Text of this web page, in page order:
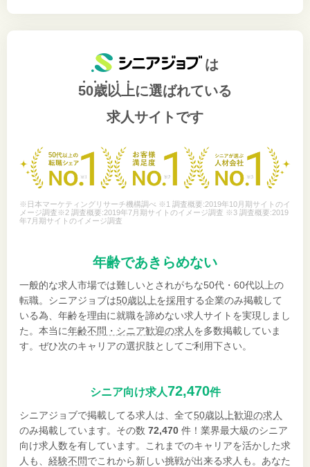
は
50歳以上に選ばれている
求人サイトです
※日本マーケティングリサーチ機構調べ ※1 調査概要:2019年10月期サイトのイ
メージ調査※2 調査概要:2019年7月期サイトのイメージ調査 ※3 調査概要:2019
年7月期サイトのイメージ調査
年齢であきらめない
一般的な求人市場では難しいとされがちな50代・60代以上の
転職。シニアジョブは50歳以上を採用する企業のみ掲載して
いる為、年齢を理由に就職を諦めない求人サイトを実現しまし
た。本当に年齢不問・シニア歓迎の求人 を多数掲載していま
す。ぜひ次のキャリアの選択肢としてご利用下さい。
シニア向け求人72,470件
シニアジョブで掲載してる求人は、全て50歳以上歓迎の求人
のみ掲載しています。その数 72,470 件！業界最大級のシニア
向け求人数を有しています。これまでのキャリアを活かした求
人も、 経験不問でこれから新しい挑戦が出来る求人も。あなた